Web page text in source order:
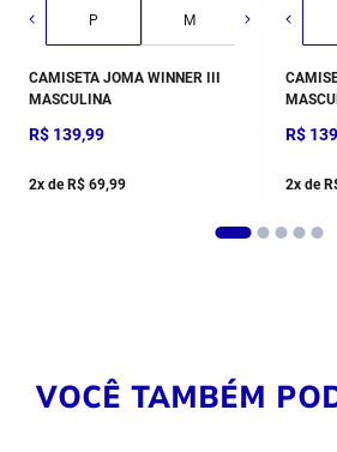
P M G
CAMISETA JOMA WINNER III
MASCULINA
R$ 139,99
2x deR$ 69,99
R$ 139
2x de
VOCÊ TAMBÉM